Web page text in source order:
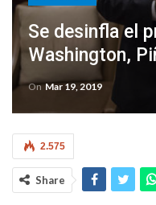
Se desinfla el
Washington,
On Mar 19, 2019
2.575
Share